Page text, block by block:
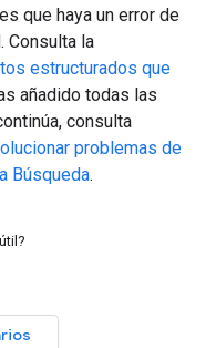
que haya un error de
Consulta la
estructurados que
añadido todas las
consulta
problemas de
Búsqueda.